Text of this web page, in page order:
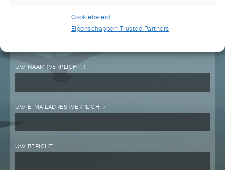
Cookiebeleid
Eigenschappen Trusted Partners
INFO@TPANETWORK.NL
UW NAAM (VERPLICHT. )
UW E-MAILADRES (VERPLICHT)
UW BERICHT